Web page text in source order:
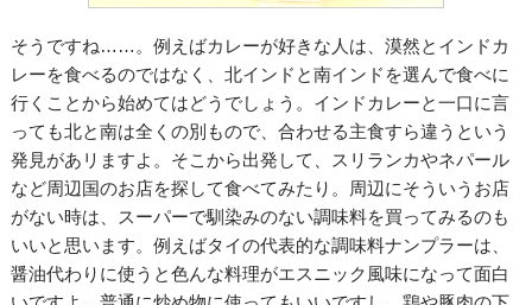
そうですね……。例えばカレーが好きな人は、漠然とインドカ
レーを食べるのではなく、北インドと南インドを選んで食べに
行くことから始めてはどうでしょう。インドカレーと一口に言
っても北と南は全くの別もので、合わせる主食すら違うという
発見があリますよ。そこから出発して、スリランカやネパール
など周辺国のお店を探して食べてみたり。周辺にそういうお店
がない時は、スーパーで馴染みのない調味料を買ってみるのも
いいと思います。例えばタイの代表的な調味料ナンプラーは、
醤油代わりに使うと色んな料理がエスニック風味になって面白